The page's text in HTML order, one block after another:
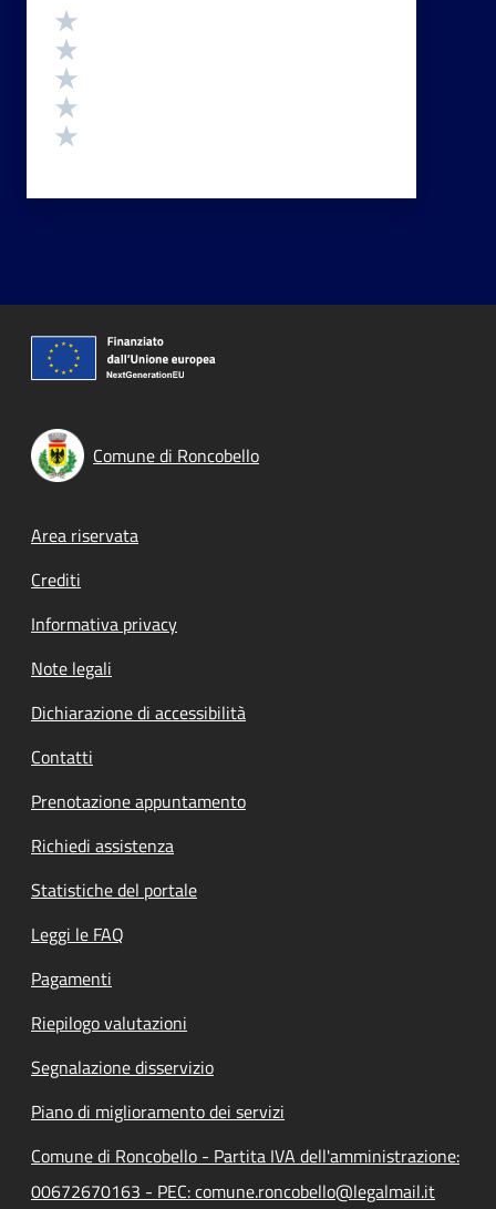
Valutazione
Comune di Roncobello
Footer menu
Area riservata
Crediti
Informativa privacy
Note legali
Dichiarazione di accessibilità
Contatti
Prenotazione appuntamento
Richiedi assistenza
Statistiche del portale
Leggi le FAQ
Pagamenti
Riepilogo valutazioni
Segnalazione disservizio
Piano di miglioramento dei servizi
Comune di Roncobello - Partita IVA dell'amministrazione:
00672670163 - PEC: comune.roncobello@legalmail.it